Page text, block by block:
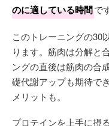
のに適している時間で
このトレーニングの30
ります。筋肉は分解と
ングの直後は筋肉の合
礎代謝アップも期待で
メリットも。
プロテインを上手に摂